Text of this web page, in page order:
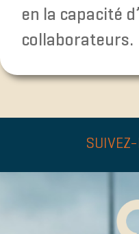
en la capacité
collaborateurs.